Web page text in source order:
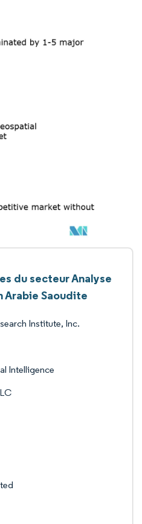
du secteur Analyse
Arabie Saoudite
Institute, Inc.
Intelligence